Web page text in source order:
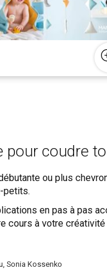
pour coudre
ou plus
petits.
en pas à pas
cours à votre créativité
Sonia Kossenko